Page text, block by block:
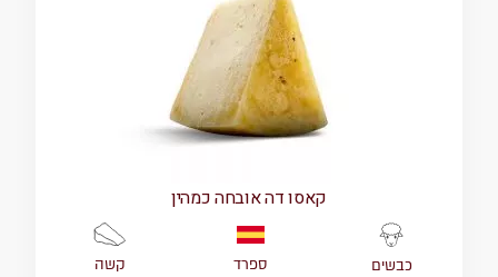
קאסו דה אובחה כמהין
כבשים ספרד קשה